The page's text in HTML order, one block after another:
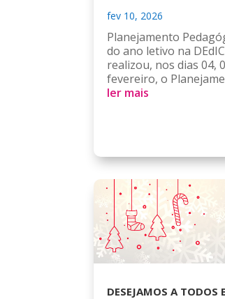
fev 10, 2026
Planejamento
do ano letivo na
realizou, nos dias 04,
fevereiro, o
ler mais
DESEJAMOS A TODOS